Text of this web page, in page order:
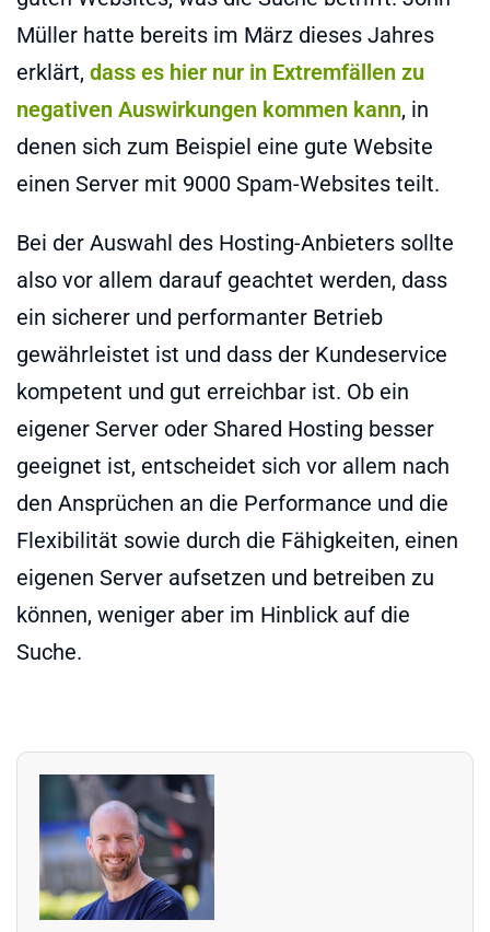
Müller hatte bereits im März dieses Jahres
erklärt, dass es hier nur in Extremfällen zu
negativen Auswirkungen kommen kann, in
denen sich zum Beispiel eine gute Website
einen Server mit 9000 Spam-Websites teilt.
Bei der Auswahl des Hosting-Anbieters sollte
also vor allem darauf geachtet werden, dass
ein sicherer und performanter Betrieb
gewährleistet ist und dass der Kundeservice
kompetent und gut erreichbar ist. Ob ein
eigener Server oder Shared Hosting besser
geeignet ist, entscheidet sich vor allem nach
den Ansprüchen an die Performance und die
Flexibilität sowie durch die Fähigkeiten, einen
eigenen Server aufsetzen und betreiben zu
können, weniger aber im Hinblick auf die
Suche.